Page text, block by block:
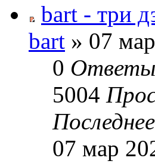
bart - три
bart » 07
0 Ответы
5004
07 мар